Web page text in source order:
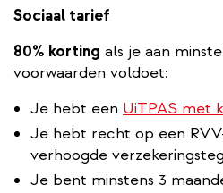
Sociaal tarief
80% korting als je aan
voorwaarden voldoet:
Je hebt een UiTPAS met
Je hebt recht op een
verhoogde
Je bent minstens 3